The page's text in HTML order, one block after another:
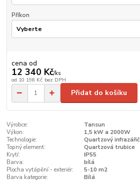
Příkon
cena od
12 340 Kč/ks
od 10 198 Kč bez DPH
Přidat do košíku
Výrobce:
Tansun
Výkon:
1,5 kW a 2000W
Technologie:
Quartzový infrazářič
Topný element:
Quartzová trubice
Krytí:
IP55
Barva:
bílá
Plocha vytápění - exteriér:
5-10 m2
Barva kategorie:
Bílá